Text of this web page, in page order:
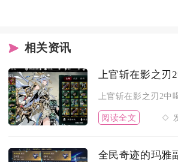
相关资讯
上官斩在影之刃
阅读全文